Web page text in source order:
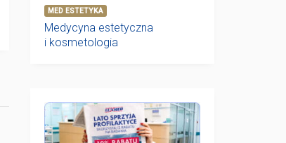
MED ESTETYKA
Medycyna estetyczna
i kosmetologia